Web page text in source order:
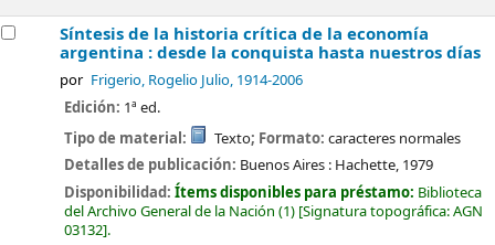
Síntesis de la historia crítica de la economía
argentina : desde la conquista hasta nuestros días
por Frigerio, Rogelio Julio, 1914-2006
Edición: 1ª ed.
Tipo de material:
Texto; Formato: caracteres normales
Detalles de publicación: Buenos Aires : Hachette, 1979
Disponibilidad:Ítems disponibles para préstamo: Biblioteca
del Archivo General de la Nación (1) Signatura topográfica:AGN
03132 .